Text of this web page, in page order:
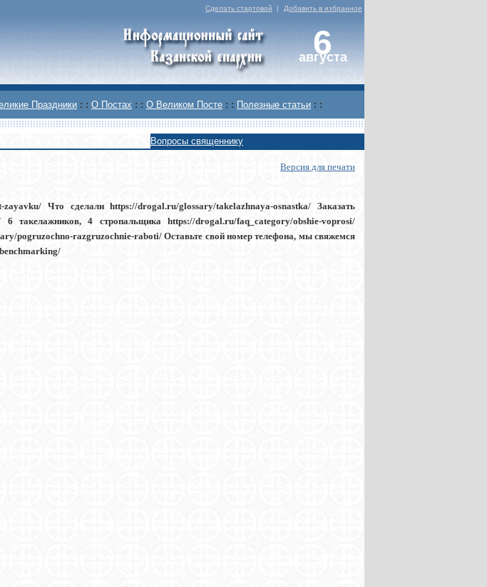
Сделать стартовой | Добавить в избранное
6
августа
Праздники : : О Постах : : О Великом Посте : : Полезные статьи : :
Вопросы священнику
Версия для печати
Что сделали https://drogal.ru/glossary/takelazhnaya-osnastka/ Заказать
6 такелажников, 4 стропальщика https://drogal.ru/faq_category/obshie-voprosi/
pogruzochno-razgruzochnie-raboti/ Оставьте свой номер телефона, мы свяжемся